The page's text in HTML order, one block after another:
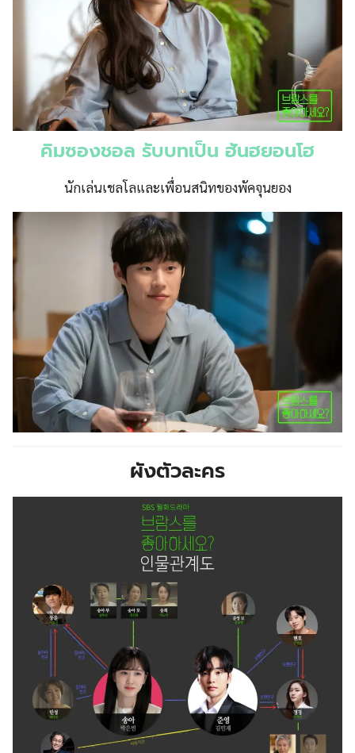
คิมซองชอล รับบทเป็น ฮันฮยอนโฮ
นักเล่นเชลโลและเพื่อนสนิทของพัคจุนยอง
ผังตัวละคร